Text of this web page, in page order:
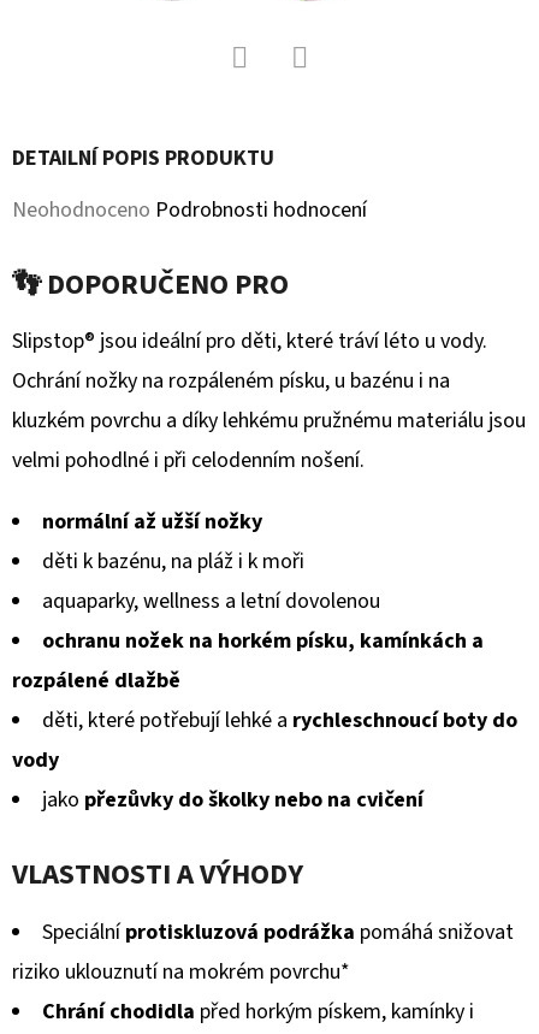
DETAILNÍ POPIS PRODUKTU
Průměrné
produktu
je
0,0
z
Neohodnoceno Podrobnosti hodnocení
👣 DOPORUČENO PRO
Slipstop® jsou ideální pro děti, které tráví léto u vody.
Ochrání nožky na rozpáleném písku, u bazénu i na
kluzkém povrchu a díky lehkému pružnému materiálu jsou
velmi pohodlné i při celodenním nošení.
normální až užší nožky
děti k bazénu, na pláž i k moři
aquaparky, wellness a letní dovolenou
ochranu nožek na horkém písku, kamínkách a
rozpálené dlažbě
děti, které potřebují lehké a rychleschnoucí boty do
vody
jako přezůvky do školky nebo na cvičení
VLASTNOSTI A VÝHODY
Speciálníprotiskluzová podrážka pomáhá snižovat
riziko uklouznutí na mokrém povrchu*
Chrání chodidla před horkým pískem, kamínky i
U
J
M
E
KOŽENÉ
S
PODRÁŽKOU
HNĚDÉ
CAROZOO
Kč